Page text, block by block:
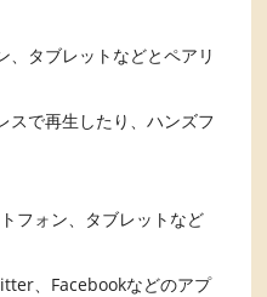
、タブレットなどとペアリ
スで再生したり、ハンズフ
フォン、タブレットなど
、Facebookなどのアプ